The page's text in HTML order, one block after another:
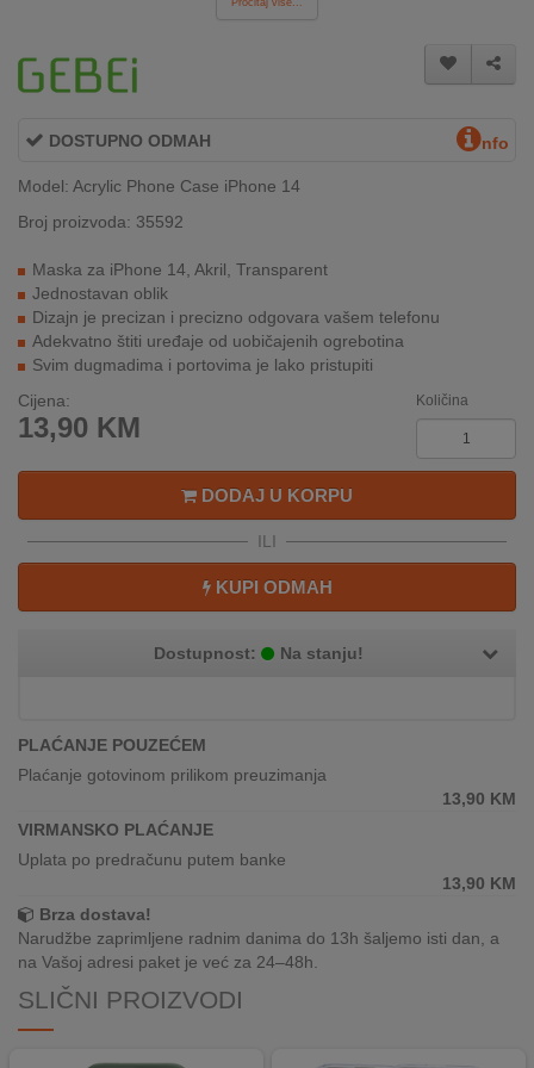
AKCIJE
BRENDOVI
NOVO
U
PONUDI
KONTAKT
KUPOVINA
NA
REKLAMACIJA
I
KAKO
KUPOVINA
INOSTRANSTVA
OZNAKE
UČINKOVITOSTI
DOSTUPNO ODMAH nfo
Model: Acrylic Phone Case iPhone 14
Broj proizvoda: 35592
Maska za iPhone 14, Akril, Transparent
Jednostavan oblik
Dizajn je precizan i precizno odgovara vašem telefonu
Adekvatno štiti uređaje od uobičajenih ogrebotina
Svim dugmadima i portovima je lako pristupiti
Cijena:
13,90 KM
Količina
DODAJ U KORPU
ILI
KUPI ODMAH
Dostupnost: Na stanju!
PLAĆANJE POUZEĆEM
Plaćanje gotovinom prilikom preuzimanja
13,90 KM
VIRMANSKO PLAĆANJE
Uplata po predračunu putem banke
13,90 KM
Brza dostava!
Narudžbe zaprimljene radnim danima do 13h šaljemo isti dan, a
na Vašoj adresi paket je već za 24–48h.
SLIČNI PROIZVODI